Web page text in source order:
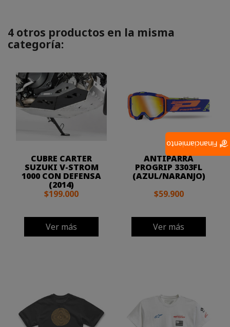
4 otros productos en la misma
categoría:
CUBRE CARTER
SUZUKI V-STROM
1000 CON DEFENSA
(2014)
$199.000
Ver más
ANTIPARRA
PROGRIP 3303FL
(AZUL/NARANJO)
$59.900
Ver más
Financiamiento